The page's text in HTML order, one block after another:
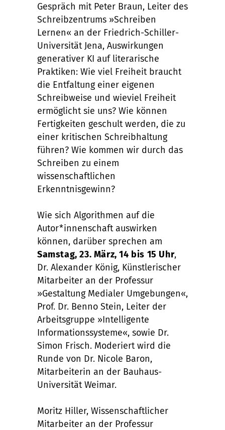
Gespräch mit Peter Braun, Leiter des
Schreibzentrums »Schreiben
Lernen« an der Friedrich-Schiller-
Universität Jena, Auswirkungen
generativer KI auf literarische
Praktiken: Wie viel Freiheit braucht
die Entfaltung einer eigenen
Schreibweise und wieviel Freiheit
ermöglicht sie uns? Wie können
Fertigkeiten geschult werden, die zu
einer kritischen Schreibhaltung
führen? Wie kommen wir durch das
Schreiben zu einem
wissenschaftlichen
Erkenntnisgewinn?
Wie sich Algorithmen auf die
Autor*innenschaft auswirken
können, darüber sprechen am
Samstag, 23. März, 14 bis 15 Uhr,
Dr. Alexander König, Künstlerischer
Mitarbeiter an der Professur
»Gestaltung Medialer Umgebungen«,
Prof. Dr. Benno Stein, Leiter der
Arbeitsgruppe »Intelligente
Informationssysteme«, sowie Dr.
Simon Frisch. Moderiert wird die
Runde von Dr. Nicole Baron,
Mitarbeiterin an der Bauhaus-
Universität Weimar.
Moritz Hiller, Wissenschaftlicher
Mitarbeiter an der Professur